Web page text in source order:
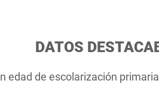
DATOS
edad de escolarización